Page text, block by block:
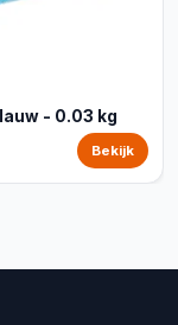
- 0.03 kg
Bekijk